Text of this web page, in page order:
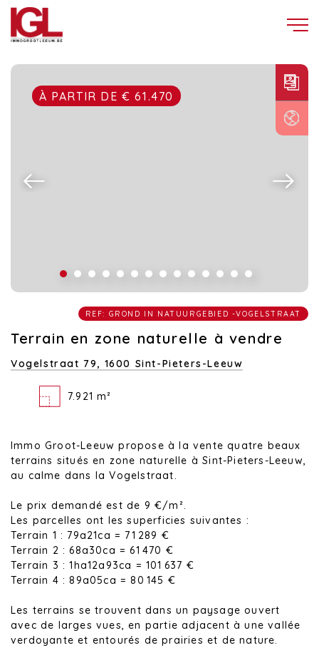
À PARTIR DE € 61.470
REF: GROND IN NATUURGEBIED -VOGELSTRAAT
Terrain en zone naturelle à vendre
Vogelstraat 79, 1600 Sint-Pieters-Leeuw
7.921 m²
Immo Groot-Leeuw propose à la vente quatre beaux
terrains situés en zone naturelle à Sint-Pieters-Leeuw,
au calme dans la Vogelstraat.
Le prix demandé est de 9 €/m².
Les parcelles ont les superficies suivantes :
Terrain 1 : 79a21ca = 71 289 €
Terrain 2 : 68a30ca = 61 470 €
Terrain 3 : 1ha12a93ca = 101 637 €
Terrain 4 : 89a05ca = 80 145 €
Les terrains se trouvent dans un paysage ouvert
avec de larges vues, en partie adjacent à une vallée
verdoyante et entourés de prairies et de nature.